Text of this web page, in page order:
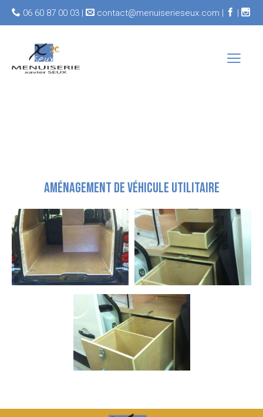
06 60 87 00 03 | contact@menuiserieseux.com | |
AMÉNAGEMENT DE VÉHICULE UTILITAIRE